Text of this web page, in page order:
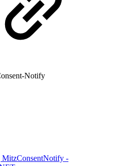
Notify
MitzConsentNotify -